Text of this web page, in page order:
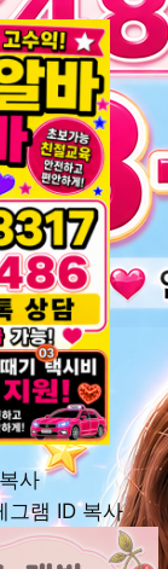
사
그램 ID 복사